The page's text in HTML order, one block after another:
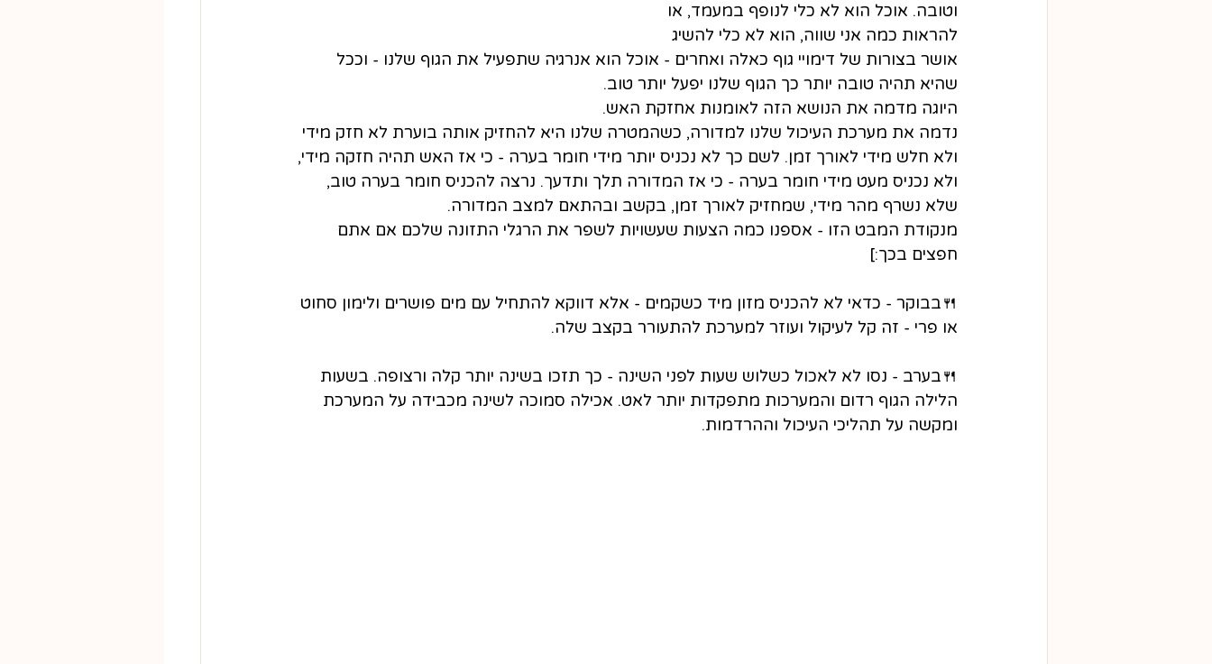
וטובה. אוכל הוא לא כלי לנופף במעמד, או
להראות כמה אני שווה, הוא לא כלי להשיג
אושר בצורות של דימויי גוף כאלה ואחרים - אוכל הוא אנרגיה שתפעיל את הגוף שלנו - וככל
שהיא תהיה טובה יותר כך הגוף שלנו יפעל יותר טוב.
היוגה מדמה את הנושא הזה לאומנות אחזקת האש.
נדמה את מערכת העיכול שלנו למדורה, כשהמטרה שלנו היא להחזיק אותה בוערת לא חזק מידי
ולא חלש מידי לאורך זמן. לשם כך לא נכניס יותר מידי חומר בערה - כי אז האש תהיה חזקה מידי,
ולא נכניס מעט מידי חומר בערה - כי אז המדורה תלך ותדעך. נרצה להכניס חומר בערה טוב,
שלא נשרף מהר מידי, שמחזיק לאורך זמן, בקשב ובהתאם למצב המדורה.
מנקודת המבט הזו - אספנו כמה הצעות שעשויות לשפר את הרגלי התזונה שלכם אם אתם
חפצים בכך:]
🍴בבוקר - כדאי לא להכניס מזון מיד כשקמים - אלא דווקא להתחיל עם מים פושרים ולימון סחוט
או פרי - זה קל לעיקול ועוזר למערכת להתעורר בקצב שלה.
🍴בערב - נסו לא לאכול כשלוש שעות לפני השינה - כך תזכו בשינה יותר קלה ורצופה. בשעות
הלילה הגוף רדום והמערכות מתפקדות יותר לאט. אכילה סמוכה לשינה מכבידה על המערכת
ומקשה על תהליכי העיכול וההרדמות.